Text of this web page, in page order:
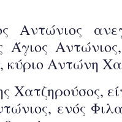
Αντώνιος
Άγιος
Αντώνη
Χατζηρούσος,
ενός